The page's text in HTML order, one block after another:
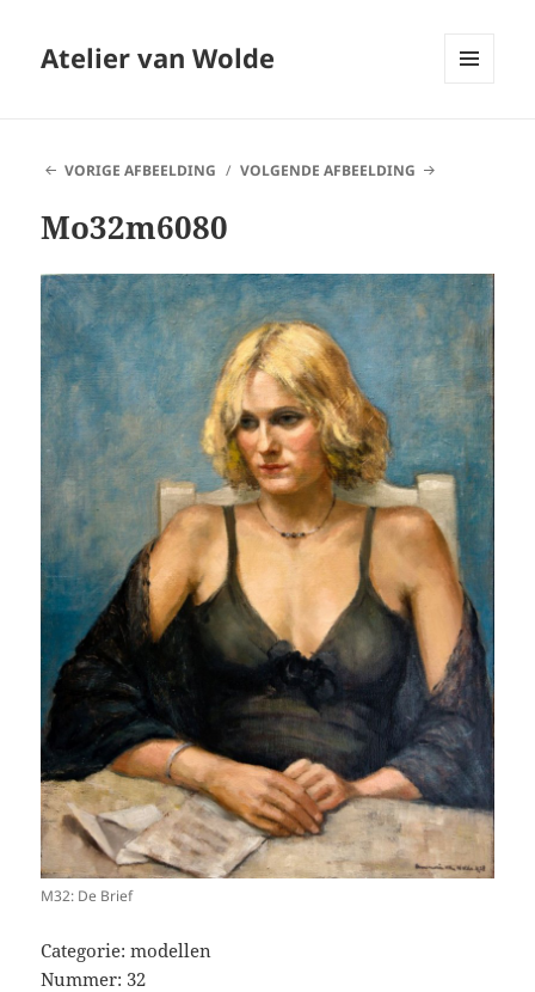
Atelier van Wolde
VORIGE AFBEELDING
VOLGENDE AFBEELDING
Mo32m6080
M32: De Brief
Categorie: modellen
Nummer: 32